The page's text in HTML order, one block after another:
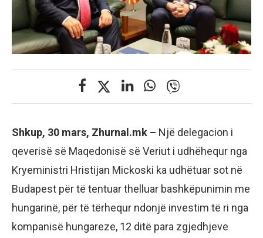
Shkup, 30 mars, Zhurnal.mk – Një delegacion i
qeverisë së Maqedonisë së Veriut i udhëhequr nga
Kryeministri Hristijan Mickoski ka udhëtuar sot në
Budapest për të tentuar thelluar bashkëpunimin me
hungarinë, për të tërhequr ndonjë investim të ri nga
kompanisë hungareze, 12 ditë para zgjedhjeve